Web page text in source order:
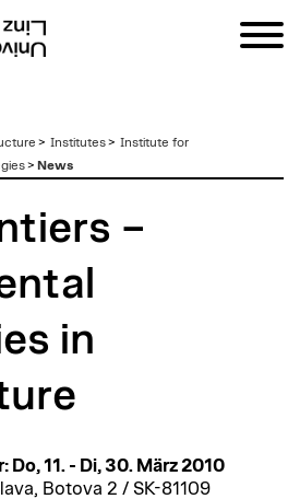
> Institutes> Institute for
> News
–
in
Do, 11. - Di, 30. März 2010
Botova 2 / SK-81109